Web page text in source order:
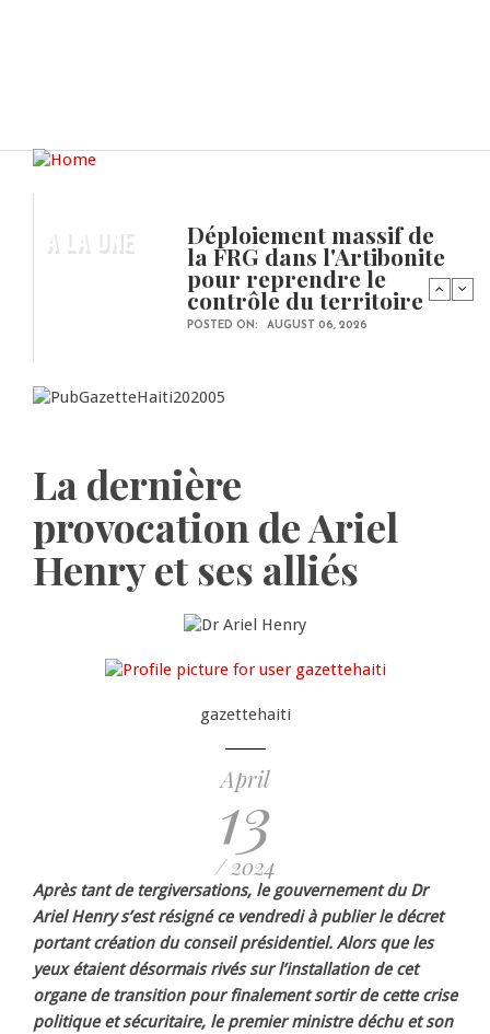
A LA UNE Déploiement massif de
la FRG dans l'Artibonite
pour reprendre le
contrôle du territoire
POSTED ON: AUGUST 06, 2026
La dernière
provocation de Ariel
Henry et ses alliés
gazettehaiti
April
13
/ 2024
Après tant de tergiversations, le gouvernement du Dr
Ariel Henry s’est résigné ce vendredi à publier le décret
portant création du conseil présidentiel. Alors que les
yeux étaient désormais rivés sur l’installation de cet
organe de transition pour finalement sortir de cette crise
politique et sécuritaire, le premier ministre déchu et son